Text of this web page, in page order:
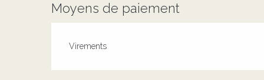
Moyens de paiement
Virements